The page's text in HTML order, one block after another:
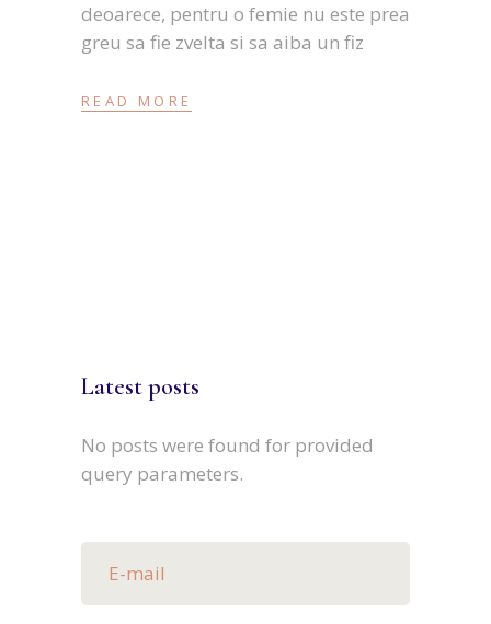
deoarece, pentru o femie nu este prea
greu sa fie zvelta si sa aiba un fiz
READ MORE
Latest posts
No posts were found for provided
query parameters.